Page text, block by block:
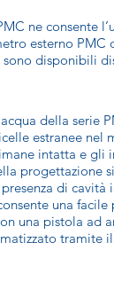
ne consente
esterno PMC
disponibili
della serie
estranee nel
intatta e gli
progettazione
di cavità
una facile
una pistola ad
tramite